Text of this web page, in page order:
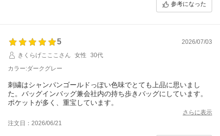
参考になった
5
2026/07/03
きくらげこここさん
女性
30代
カラー:ダークグレー
刺繍はシャンパンゴールドっぽい色味でとても上品に思いまし
た。バッグインバッグ兼会社内の持ち歩きバッグにしています。
ポケットが多く、重宝しています。
さらに表示
注文日：2026/06/21